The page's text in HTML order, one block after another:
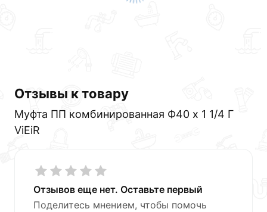
Отзывы к товару
Муфта ПП комбинированная Ф40 х 1 1/4 Г
ViEiR
Отзывов еще нет. Оставьте первый
Поделитесь мнением, чтобы помочь